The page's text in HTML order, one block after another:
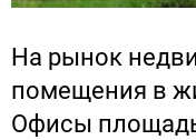
На рынок
помещения в
Офисы